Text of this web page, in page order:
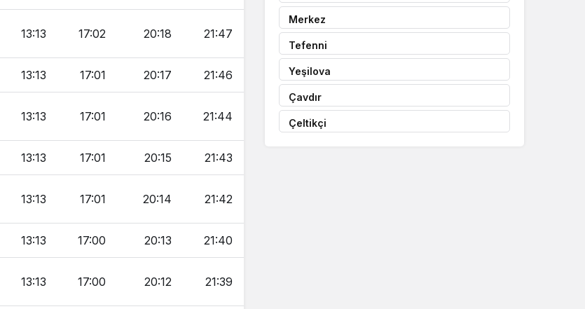
13:13 17:02 20:18 21:47
13:13 17:01 20:17 21:46
13:13 17:01 20:16 21:44
13:13 17:01 20:15 21:43
13:13 17:01 20:14 21:42
13:13 17:00 20:13 21:40
13:13 17:00 20:12 21:39
Merkez
Tefenni
Yeşilova
Çavdır
Çeltikçi